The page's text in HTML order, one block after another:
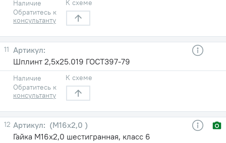
Наличие
Обратитесь к
консультанту
К схеме
11
Шплинт 2,5x25.019 ГОСТ397-79
Наличие
Обратитесь к
консультанту
К схеме
12
(М16х2,0 )
Гайка М16х2,0 шестигранная, класс 6